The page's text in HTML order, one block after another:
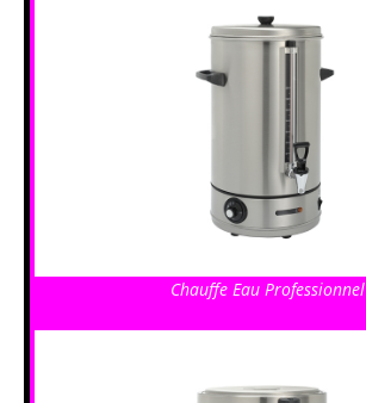
Chauffe Eau Professionnel